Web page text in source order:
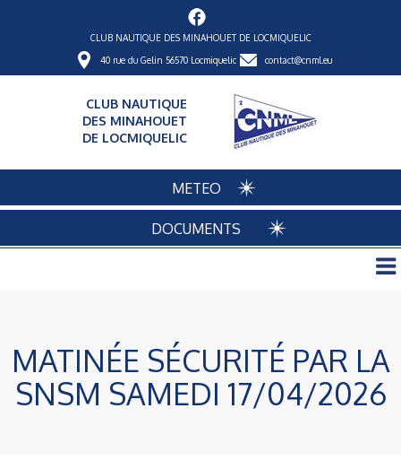
CLUB NAUTIQUE DES MINAHOUET DE LOCMIQUELIC
40 rue du Gelin 56570 Locmiquelic contact@cnml.eu
CLUB NAUTIQUE
DES MINAHOUET
DE LOCMIQUELIC
METEO
DOCUMENTS
MATINÉE SÉCURITÉ PAR LA
SNSM SAMEDI 17/04/2026